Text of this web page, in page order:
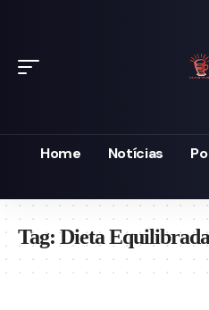
Home Notícias
Tag:Dieta